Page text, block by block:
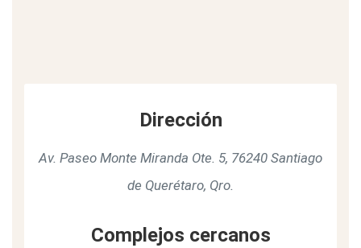
Dirección
Av. Paseo Monte Miranda Ote. 5, 76240 Santiago
de Querétaro, Qro.
Complejos cercanos